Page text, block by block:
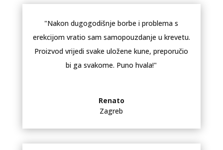
"Nakon dugogodišnje borbe i problema s
erekcijom vratio sam samopouzdanje u krevetu.
Proizvod vrijedi svake uložene kune, preporučio
bi ga svakome. Puno hvala!"
Renato
Zagreb